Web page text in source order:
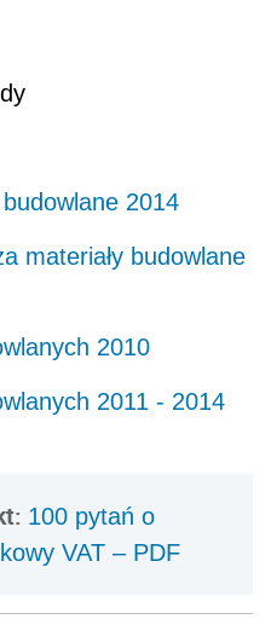
2014
materiały budowlane
2010
2011 - 2014
100 pytań o
VAT – PDF